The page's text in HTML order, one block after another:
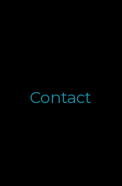
Contact